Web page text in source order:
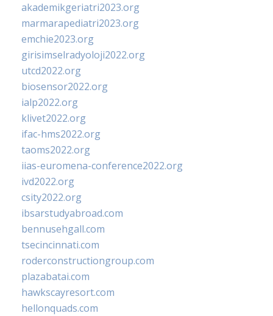
akademikgeriatri2023.org
marmarapediatri2023.org
emchie2023.org
girisimselradyoloji2022.org
utcd2022.org
biosensor2022.org
ialp2022.org
klivet2022.org
ifac-hms2022.org
taoms2022.org
iias-euromena-conference2022.org
ivd2022.org
csity2022.org
ibsarstudyabroad.com
bennusehgall.com
tsecincinnati.com
roderconstructiongroup.com
plazabatai.com
hawkscayresort.com
hellonquads.com